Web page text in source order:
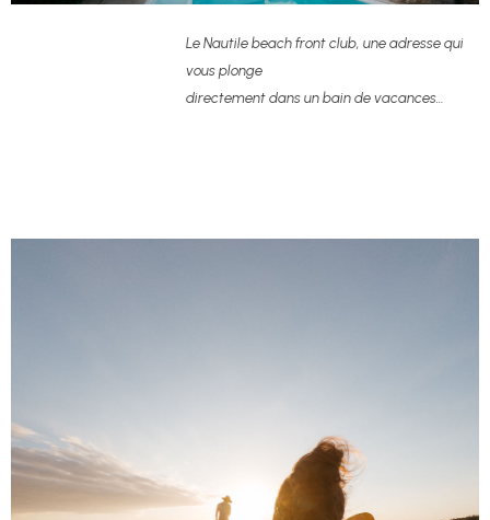
Le Nautile beach front club, une adresse qui
vous plonge
directement dans un bain de vacances…